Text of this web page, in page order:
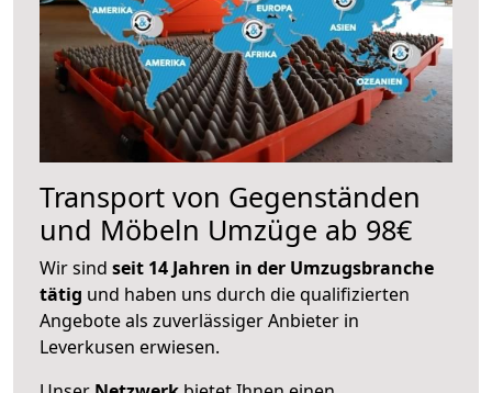
Transport von Gegenständen
und Möbeln Umzüge ab 98€
Wir sind seit 14 Jahren in der Umzugsbranche
tätig und haben uns durch die qualifizierten
Angebote als zuverlässiger Anbieter in
Leverkusen erwiesen.